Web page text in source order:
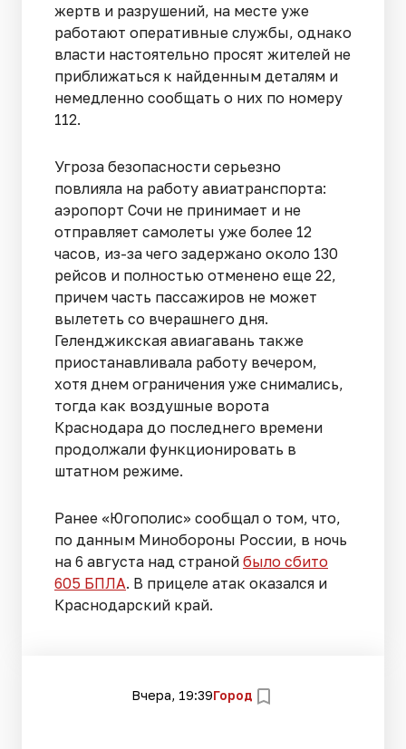
жертв и разрушений, на месте уже
работают оперативные службы, однако
власти настоятельно просят жителей не
приближаться к найденным деталям и
немедленно сообщать о них по номеру
112.
Угроза безопасности серьезно
повлияла на работу авиатранспорта:
аэропорт Сочи не принимает и не
отправляет самолеты уже более 12
часов, из-за чего задержано около 130
рейсов и полностью отменено еще 22,
причем часть пассажиров не может
вылететь со вчерашнего дня.
Геленджикская авиагавань также
приостанавливала работу вечером,
хотя днем ограничения уже снимались,
тогда как воздушные ворота
Краснодара до последнего времени
продолжали функционировать в
штатном режиме.
Ранее «Югополис» сообщал о том, что,
по данным Минобороны России, в ночь
на 6 августа над страной было сбито
605 БПЛА. В прицеле атак оказался и
Краснодарский край.
Вчера, 19:39Город